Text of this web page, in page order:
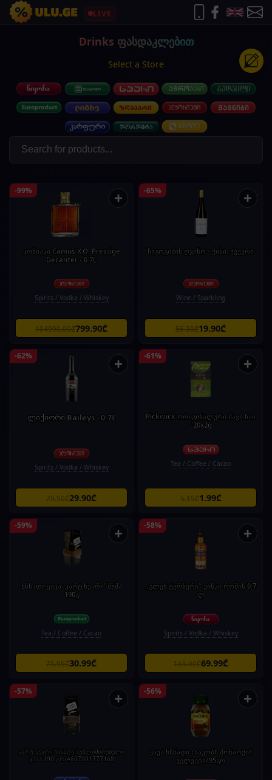
LIVE
Drinks ფასდაკლებით
Select a Store
-99% +
კონიაკი Camus X.O. Prestige
Decanter - 0.7L
Spirits / Vodka / Whiskey
104990.00₾799.90₾
-65% +
ჩიგოგიძის ღვინო - ქისი. ქვევრი
Wine / Sparkling
56.30₾19.90₾
-62% +
ლიქიორი Baileys - 0.7L
Spirits / Vodka / Whiskey
79.50₾29.90₾
-61% +
Pickwick ორიგინალური შავი ჩაი
"20x2g
Tea / Coffee / Cacao
5.15₾1.99₾
-59% +
ხსნადი ყავა 'კარტ ნუარი' შუშა
190გ
Tea / Coffee / Cacao
75.95₾30.99₾
-58% +
„გლენ ტერნერი“ ვისკი რომის 0.7
ლ
Spirits / Vodka / Whiskey
165.00₾69.99₾
-57% +
კარტ ნუარი ხსნადი სუბლიმირებული
ყავა 190 გრ/4607001777168
-56% +
ყავა ხსნადი /იაკობს მონარქი/
ველვეტი/95გრ